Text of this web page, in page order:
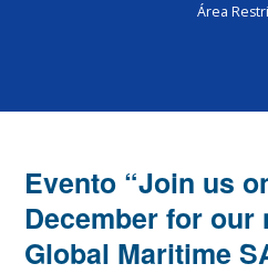
Área
Evento “Join us
December for our
Global Maritime